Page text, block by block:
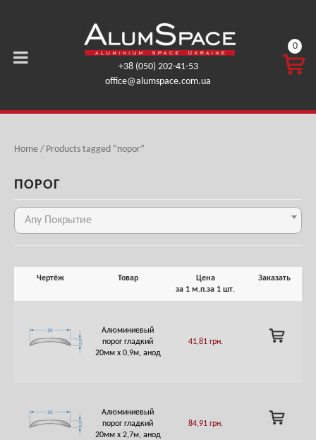
+38 (050) 202-41-53
office@alumspace.com.ua
КОРЗ
ГРН.
0
Home / Products tagged “порог”
ПОРОГ
Any Покрытие
Чертёж Товар
Цена
за 1 м.п.за 1 шт.
Заказать
Алюминиевый
порог гладкий
20мм х 0,9м, анод
41,81 грн.
ADD
TO
Алюминиевый
порог гладкий
20мм х 2,7м, анод
84,91 грн.
ADD
TO